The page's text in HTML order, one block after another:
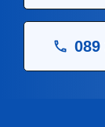
089